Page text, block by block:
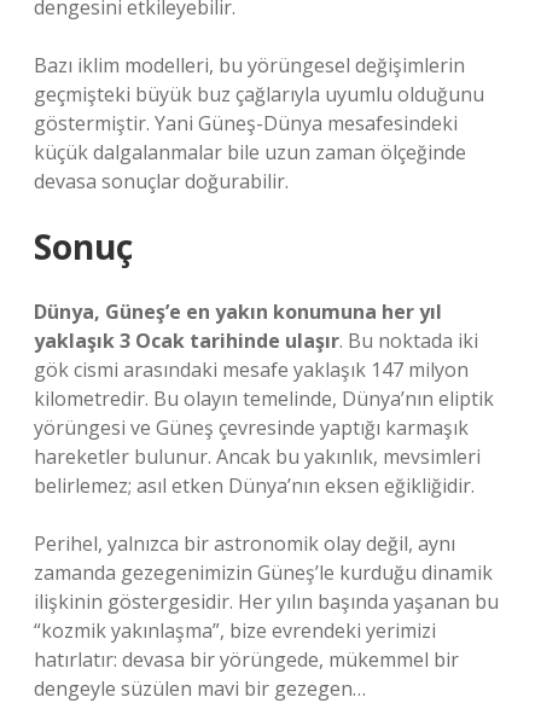
dengesini etkileyebilir.
Bazı iklim modelleri, bu yörüngesel değişimlerin
geçmişteki büyük buz çağlarıyla uyumlu olduğunu
göstermiştir. Yani Güneş-Dünya mesafesindeki
küçük dalgalanmalar bile uzun zaman ölçeğinde
devasa sonuçlar doğurabilir.
Sonuç
Dünya, Güneş’e en yakın konumuna her yıl
yaklaşık3 Ocak tarihinde ulaşır. Bu noktada iki
gök cismi arasındaki mesafe yaklaşık 147 milyon
kilometredir. Bu olayın temelinde, Dünya’nın eliptik
yörüngesi ve Güneş çevresinde yaptığı karmaşık
hareketler bulunur. Ancak bu yakınlık, mevsimleri
belirlemez; asıl etken Dünya’nın eksen eğikliğidir.
Perihel, yalnızca bir astronomik olay değil, aynı
zamanda gezegenimizin Güneş’le kurduğu dinamik
ilişkinin göstergesidir. Her yılın başında yaşanan bu
“kozmik yakınlaşma”, bize evrendeki yerimizi
hatırlatır: devasa bir yörüngede, mükemmel bir
dengeyle süzülen mavi bir gezegen…